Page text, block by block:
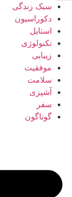
سبک زندگی
دکوراسیون
استایل
تکنولوژی
زیبایی
موفقیت
سلامت
آشپزی
سفر
گوناگون